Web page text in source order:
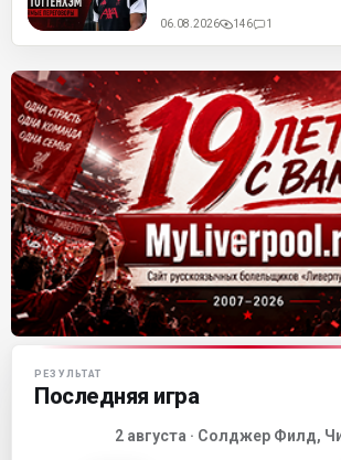
06.08.2026 146 1
Матч-центр «Ливерпуля»
РЕЗУЛЬТАТ
Последняя игра
2 августа · Солджер Филд,